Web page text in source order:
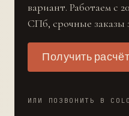
вариант. Работаем с
СПб, срочные заказы
Получить
ИЛИ ПОЗВОНИТЬ В